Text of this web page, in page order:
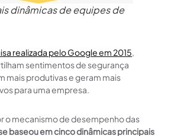
dinâmicas de equipes de
realizada pelo Google em 2015,
sentimentos de segurança
mais produtivas e geram mais
para uma empresa.
o mecanismo de desempenho das
baseou em cinco dinâmicas principais